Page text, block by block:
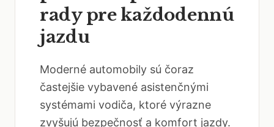
rady pre každodennú
jazdu
Moderné automobily sú čoraz
častejšie vybavené asistenčnými
systémami vodiča, ktoré výrazne
zvyšujú bezpečnosť a komfort jazdy.